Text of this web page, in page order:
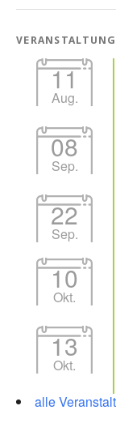
11
Aug.
08
Sep.
22
Sep.
10
Okt.
13
Okt.
alle